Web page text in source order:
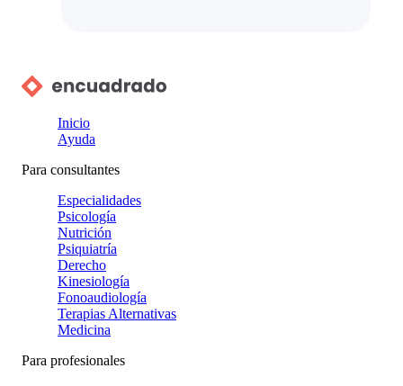
Inicio
Ayuda
Para consultantes
Especialidades
Psicología
Nutrición
Psiquiatría
Derecho
Kinesiología
Fonoaudiología
Terapias Alternativas
Medicina
Para profesionales